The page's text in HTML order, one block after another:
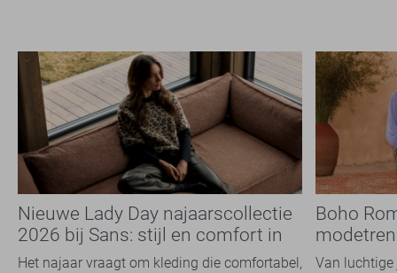
Nieuwe Lady Day najaarscollectie
2026 bij Sans: stijl en comfort in
travelkwaliteit
Het najaar vraagt om kleding die comfortabel,
Boho
overal
Van luchtige